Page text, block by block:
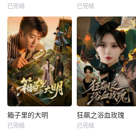
已完结 已完结
箱子里的大明
已完结
狂飙之浴血玫瑰
已完结